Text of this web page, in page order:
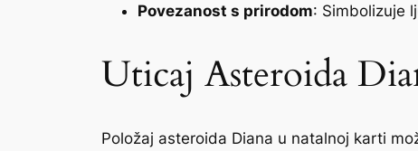
Povezanost s prirodom: Simbolizuje
Uticaj Asteroida
Položaj asteroida Diana u natalnoj karti